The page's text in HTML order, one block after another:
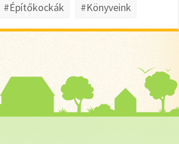
#Építőkockák #Könyveink